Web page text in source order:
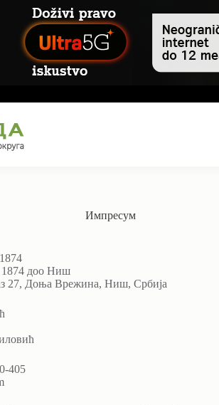
Импресум
1874 доо Ниш
27, Доња Врежина, Ниш, Србија
405